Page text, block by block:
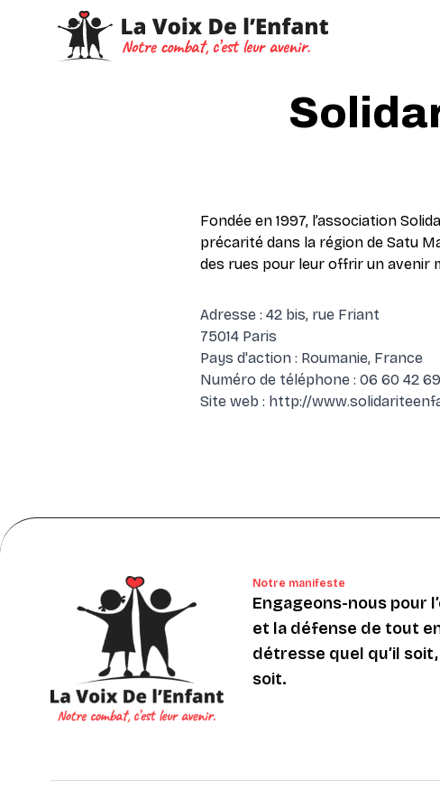
Fondée en 1997, l’association
précarité dans la région de Satu
des rues pour leur offrir un avenir
Adresse : 42 bis, rue Friant
75014 Paris
Pays d'action : Roumanie, France
Numéro de téléphone : 06 60 42
Site web : http://
Notre manifeste
Engageons-nous pour
et la défense de tout
détresse quel qu’il soit,
soit.